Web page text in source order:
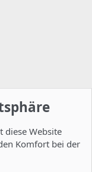
diese Website
Komfort bei der